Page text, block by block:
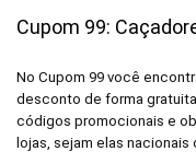
Cupom 99:
No Cupom 99 você
desconto de forma
códigos promocionais e
lojas, sejam elas nacionais